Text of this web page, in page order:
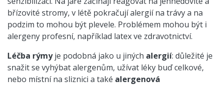
břízovité stromy, v létě pokračují alergií na trávy a na
podzim to mohou být plevele. Problémem mohou být i
alergeny profesní, například latex ve zdravotnictví.
Léčba rýmyje podobná jako u jiných alergií: důležité je
snažit se vyhýbat alergenům, užívat léky buď celkové,
nebo místní na sliznici a také alergenová